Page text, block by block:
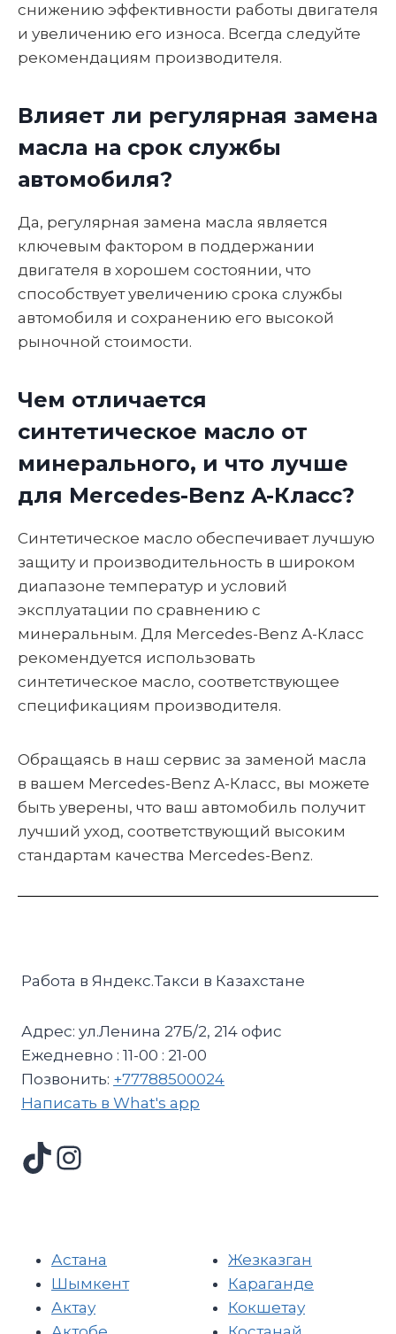
снижению эффективности работы двигателя
и увеличению его износа. Всегда следуйте
рекомендациям производителя.
Влияет ли регулярная замена
масла на срок службы
автомобиля?
Да, регулярная замена масла является
ключевым фактором в поддержании
двигателя в хорошем состоянии, что
способствует увеличению срока службы
автомобиля и сохранению его высокой
рыночной стоимости.
Чем отличается
синтетическое масло от
минерального, и что лучше
для Mercedes-Benz A-Класс?
Синтетическое масло обеспечивает лучшую
защиту и производительность в широком
диапазоне температур и условий
эксплуатации по сравнению с
минеральным. Для Mercedes-Benz A-Класс
рекомендуется использовать
синтетическое масло, соответствующее
спецификациям производителя.
Обращаясь в наш сервис за заменой масла
в вашем Mercedes-Benz A-Класс, вы можете
быть уверены, что ваш автомобиль получит
лучший уход, соответствующий высоким
стандартам качества Mercedes-Benz.
Работа в Яндекс.Такси в Казахстане
Адрес: ул.Ленина 27Б/2, 214 офис
Ежедневно : 11-00 : 21-00
Позвонить: +77788500024
Написать в What's app
Астана
Шымкент
Актау
Жезказган
Караганде
Кокшетау